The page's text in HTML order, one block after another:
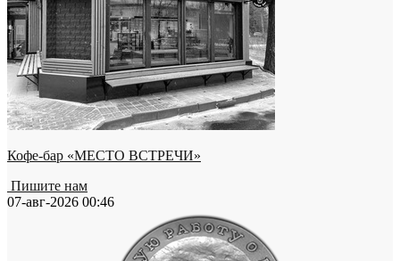
Кофе-бар «МЕСТО ВСТРЕЧИ»
Пишите нам
07-авг-2026 00:46